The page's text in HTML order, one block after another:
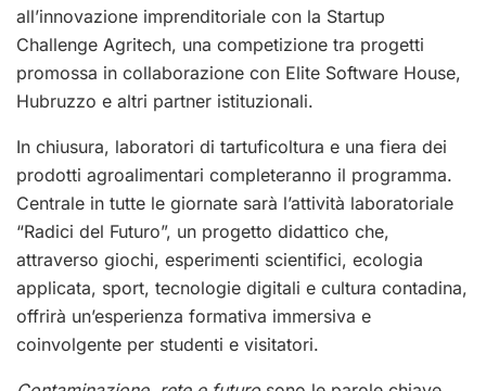
all’innovazione imprenditoriale con la Startup
Challenge Agritech, una competizione tra progetti
promossa in collaborazione con Elite Software House,
Hubruzzo e altri partner istituzionali.
In chiusura, laboratori di tartuficoltura e una fiera dei
prodotti agroalimentari completeranno il programma.
Centrale in tutte le giornate sarà l’attività laboratoriale
“Radici del Futuro”, un progetto didattico che,
attraverso giochi, esperimenti scientifici, ecologia
applicata, sport, tecnologie digitali e cultura contadina,
offrirà un’esperienza formativa immersiva e
coinvolgente per studenti e visitatori.